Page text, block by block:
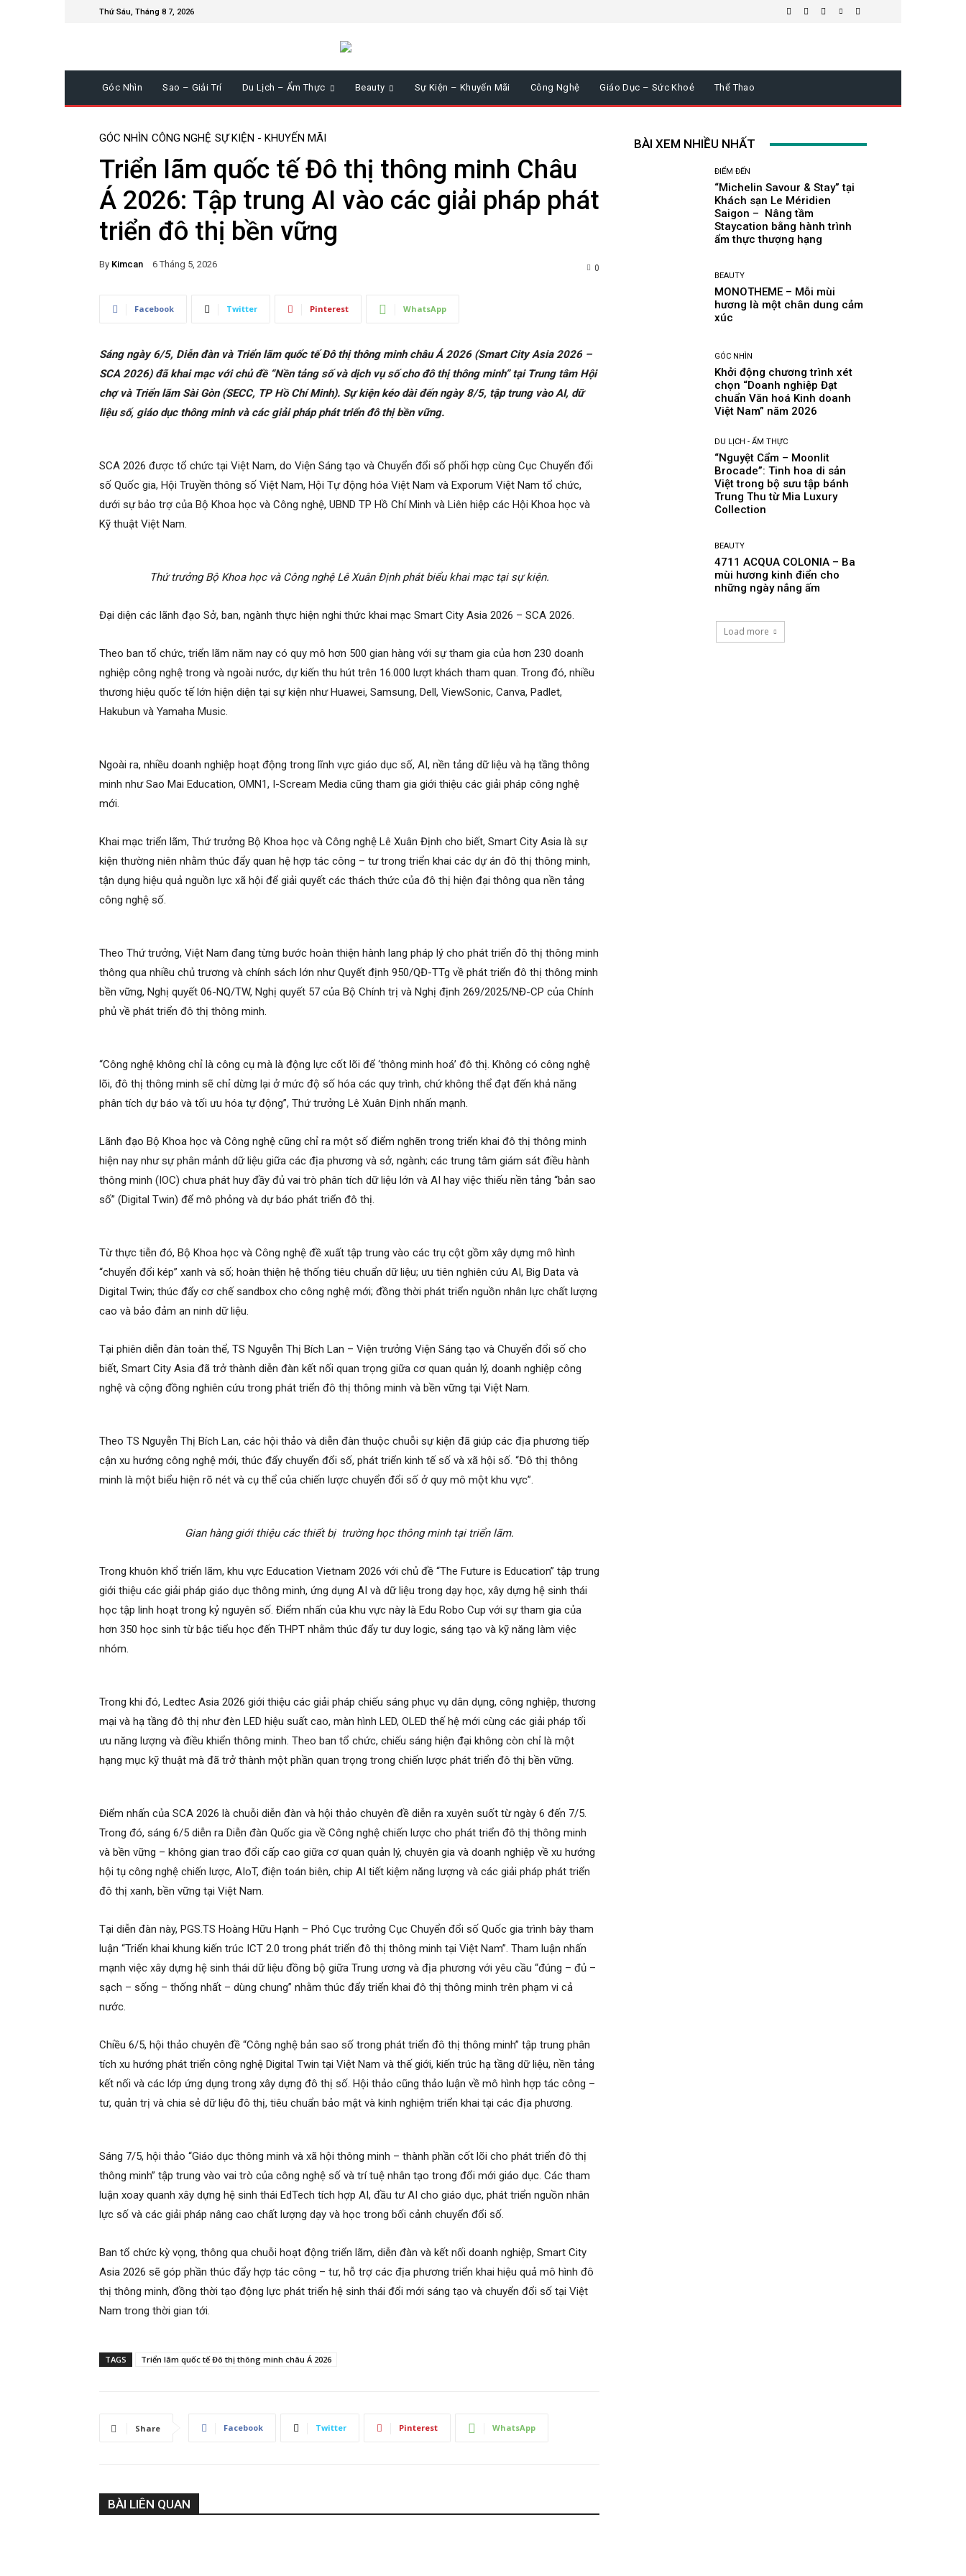
Thứ Sáu, Tháng 8 7, 2026
Góc Nhìn Sao – Giải Trí Du Lịch – Ẩm Thực Beauty Sự Kiện – Khuyến Mãi Công Nghệ Giáo Dục – Sức Khoẻ Thể Thao
GÓC NHÌN CÔNG NGHỆ SỰ KIỆN - KHUYẾN MÃI
Triển lãm quốc tế Đô thị thông minh Châu
Á 2026: Tập trung AI vào các giải pháp phát
triển đô thị bền vững
By Kimcan 6 Tháng 5, 2026 0
Facebook Twitter Pinterest WhatsApp
Sáng ngày 6/5, Diễn đàn và Triển lãm quốc tế Đô thị thông minh châu Á 2026 (Smart City Asia 2026 –
SCA 2026) đã khai mạc với chủ đề “Nền tảng số và dịch vụ số cho đô thị thông minh” tại Trung tâm Hội
chợ và Triển lãm Sài Gòn (SECC, TP Hồ Chí Minh). Sự kiện kéo dài đến ngày 8/5, tập trung vào AI, dữ
liệu số, giáo dục thông minh và các giải pháp phát triển đô thị bền vững.
SCA 2026 được tổ chức tại Việt Nam, do Viện Sáng tạo và Chuyển đổi số phối hợp cùng Cục Chuyển đổi
số Quốc gia, Hội Truyền thông số Việt Nam, Hội Tự động hóa Việt Nam và Exporum Việt Nam tổ chức,
dưới sự bảo trợ của Bộ Khoa học và Công nghệ, UBND TP Hồ Chí Minh và Liên hiệp các Hội Khoa học và
Kỹ thuật Việt Nam.
Thứ trưởng Bộ Khoa học và Công nghệ Lê Xuân Định phát biểu khai mạc tại sự kiện.
Đại diện các lãnh đạo Sở, ban, ngành thực hiện nghi thức khai mạc Smart City Asia 2026 – SCA 2026.
Theo ban tổ chức, triển lãm năm nay có quy mô hơn 500 gian hàng với sự tham gia của hơn 230 doanh
nghiệp công nghệ trong và ngoài nước, dự kiến thu hút trên 16.000 lượt khách tham quan. Trong đó, nhiều
thương hiệu quốc tế lớn hiện diện tại sự kiện như Huawei, Samsung, Dell, ViewSonic, Canva, Padlet,
Hakubun và Yamaha Music.
Ngoài ra, nhiều doanh nghiệp hoạt động trong lĩnh vực giáo dục số, AI, nền tảng dữ liệu và hạ tầng thông
minh như Sao Mai Education, OMN1, I-Scream Media cũng tham gia giới thiệu các giải pháp công nghệ
mới.
Khai mạc triển lãm, Thứ trưởng Bộ Khoa học và Công nghệ Lê Xuân Định cho biết, Smart City Asia là sự
kiện thường niên nhằm thúc đẩy quan hệ hợp tác công – tư trong triển khai các dự án đô thị thông minh,
tận dụng hiệu quả nguồn lực xã hội để giải quyết các thách thức của đô thị hiện đại thông qua nền tảng
công nghệ số.
Theo Thứ trưởng, Việt Nam đang từng bước hoàn thiện hành lang pháp lý cho phát triển đô thị thông minh
thông qua nhiều chủ trương và chính sách lớn như Quyết định 950/QĐ-TTg về phát triển đô thị thông minh
bền vững, Nghị quyết 06-NQ/TW, Nghị quyết 57 của Bộ Chính trị và Nghị định 269/2025/NĐ-CP của Chính
phủ về phát triển đô thị thông minh.
“Công nghệ không chỉ là công cụ mà là động lực cốt lõi để ‘thông minh hoá’ đô thị. Không có công nghệ
lõi, đô thị thông minh sẽ chỉ dừng lại ở mức độ số hóa các quy trình, chứ không thể đạt đến khả năng
phân tích dự báo và tối ưu hóa tự động”, Thứ trưởng Lê Xuân Định nhấn mạnh.
Lãnh đạo Bộ Khoa học và Công nghệ cũng chỉ ra một số điểm nghẽn trong triển khai đô thị thông minh
hiện nay như sự phân mảnh dữ liệu giữa các địa phương và sở, ngành; các trung tâm giám sát điều hành
thông minh (IOC) chưa phát huy đầy đủ vai trò phân tích dữ liệu lớn và AI hay việc thiếu nền tảng “bản sao
số” (Digital Twin) để mô phỏng và dự báo phát triển đô thị.
Từ thực tiễn đó, Bộ Khoa học và Công nghệ đề xuất tập trung vào các trụ cột gồm xây dựng mô hình
“chuyển đổi kép” xanh và số; hoàn thiện hệ thống tiêu chuẩn dữ liệu; ưu tiên nghiên cứu AI, Big Data và
Digital Twin; thúc đẩy cơ chế sandbox cho công nghệ mới; đồng thời phát triển nguồn nhân lực chất lượng
cao và bảo đảm an ninh dữ liệu.
Tại phiên diễn đàn toàn thể, TS Nguyễn Thị Bích Lan – Viện trưởng Viện Sáng tạo và Chuyển đổi số cho
biết, Smart City Asia đã trở thành diễn đàn kết nối quan trọng giữa cơ quan quản lý, doanh nghiệp công
nghệ và cộng đồng nghiên cứu trong phát triển đô thị thông minh và bền vững tại Việt Nam.
Theo TS Nguyễn Thị Bích Lan, các hội thảo và diễn đàn thuộc chuỗi sự kiện đã giúp các địa phương tiếp
cận xu hướng công nghệ mới, thúc đẩy chuyển đổi số, phát triển kinh tế số và xã hội số. “Đô thị thông
minh là một biểu hiện rõ nét và cụ thể của chiến lược chuyển đổi số ở quy mô một khu vực”.
Gian hàng giới thiệu các thiết bị trường học thông minh tại triển lãm.
Trong khuôn khổ triển lãm, khu vực Education Vietnam 2026 với chủ đề “The Future is Education” tập trung
giới thiệu các giải pháp giáo dục thông minh, ứng dụng AI và dữ liệu trong dạy học, xây dựng hệ sinh thái
học tập linh hoạt trong kỷ nguyên số. Điểm nhấn của khu vực này là Edu Robo Cup với sự tham gia của
hơn 350 học sinh từ bậc tiểu học đến THPT nhằm thúc đẩy tư duy logic, sáng tạo và kỹ năng làm việc
nhóm.
Trong khi đó, Ledtec Asia 2026 giới thiệu các giải pháp chiếu sáng phục vụ dân dụng, công nghiệp, thương
mại và hạ tầng đô thị như đèn LED hiệu suất cao, màn hình LED, OLED thế hệ mới cùng các giải pháp tối
ưu năng lượng và điều khiển thông minh. Theo ban tổ chức, chiếu sáng hiện đại không còn chỉ là một
hạng mục kỹ thuật mà đã trở thành một phần quan trọng trong chiến lược phát triển đô thị bền vững.
Điểm nhấn của SCA 2026 là chuỗi diễn đàn và hội thảo chuyên đề diễn ra xuyên suốt từ ngày 6 đến 7/5.
Trong đó, sáng 6/5 diễn ra Diễn đàn Quốc gia về Công nghệ chiến lược cho phát triển đô thị thông minh
và bền vững – không gian trao đổi cấp cao giữa cơ quan quản lý, chuyên gia và doanh nghiệp về xu hướng
hội tụ công nghệ chiến lược, AIoT, điện toán biên, chip AI tiết kiệm năng lượng và các giải pháp phát triển
đô thị xanh, bền vững tại Việt Nam.
Tại diễn đàn này, PGS.TS Hoàng Hữu Hạnh – Phó Cục trưởng Cục Chuyển đổi số Quốc gia trình bày tham
luận “Triển khai khung kiến trúc ICT 2.0 trong phát triển đô thị thông minh tại Việt Nam”. Tham luận nhấn
mạnh việc xây dựng hệ sinh thái dữ liệu đồng bộ giữa Trung ương và địa phương với yêu cầu “đúng – đủ –
sạch – sống – thống nhất – dùng chung” nhằm thúc đẩy triển khai đô thị thông minh trên phạm vi cả
nước.
Chiều 6/5, hội thảo chuyên đề “Công nghệ bản sao số trong phát triển đô thị thông minh” tập trung phân
tích xu hướng phát triển công nghệ Digital Twin tại Việt Nam và thế giới, kiến trúc hạ tầng dữ liệu, nền tảng
kết nối và các lớp ứng dụng trong xây dựng đô thị số. Hội thảo cũng thảo luận về mô hình hợp tác công –
tư, quản trị và chia sẻ dữ liệu đô thị, tiêu chuẩn bảo mật và kinh nghiệm triển khai tại các địa phương.
Sáng 7/5, hội thảo “Giáo dục thông minh và xã hội thông minh – thành phần cốt lõi cho phát triển đô thị
thông minh” tập trung vào vai trò của công nghệ số và trí tuệ nhân tạo trong đổi mới giáo dục. Các tham
luận xoay quanh xây dựng hệ sinh thái EdTech tích hợp AI, đầu tư AI cho giáo dục, phát triển nguồn nhân
lực số và các giải pháp nâng cao chất lượng dạy và học trong bối cảnh chuyển đổi số.
Ban tổ chức kỳ vọng, thông qua chuỗi hoạt động triển lãm, diễn đàn và kết nối doanh nghiệp, Smart City
Asia 2026 sẽ góp phần thúc đẩy hợp tác công – tư, hỗ trợ các địa phương triển khai hiệu quả mô hình đô
thị thông minh, đồng thời tạo động lực phát triển hệ sinh thái đổi mới sáng tạo và chuyển đổi số tại Việt
Nam trong thời gian tới.
TAGS Triển lãm quốc tế Đô thị thông minh châu Á 2026
Share Facebook Twitter Pinterest WhatsApp
BÀI LIÊN QUAN
BÀI XEM NHIỀU NHẤT
ĐIỂM ĐẾN
“Michelin Savour & Stay” tại
Khách sạn Le Méridien
Saigon – Nâng tầm
Staycation bằng hành trình
ẩm thực thượng hạng
BEAUTY
MONOTHEME – Mỗi mùi
hương là một chân dung cảm
xúc
GÓC NHÌN
Khởi động chương trình xét
chọn “Doanh nghiệp Đạt
chuẩn Văn hoá Kinh doanh
Việt Nam” năm 2026
DU LỊCH - ẨM THỰC
“Nguyệt Cẩm – Moonlit
Brocade”: Tinh hoa di sản
Việt trong bộ sưu tập bánh
Trung Thu từ Mia Luxury
Collection
BEAUTY
4711 ACQUA COLONIA – Ba
mùi hương kinh điển cho
những ngày nắng ấm
Load more